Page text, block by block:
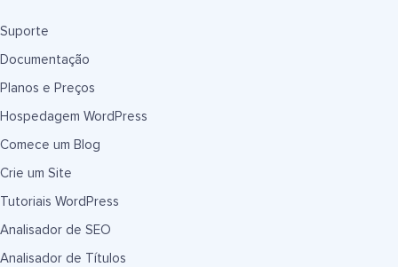
Suporte
Documentação
Planos e Preços
Hospedagem WordPress
Comece um Blog
Crie um Site
Tutoriais WordPress
Analisador de SEO
Analisador de Títulos